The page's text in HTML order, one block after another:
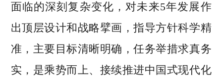
面临的深刻复杂变化，对未来5年发展作
出顶层设计和战略擘画，指导方针科学精
准，主要目标清晰明确，任务举措求真务
实，是乘势而上、接续推进中国式现代化